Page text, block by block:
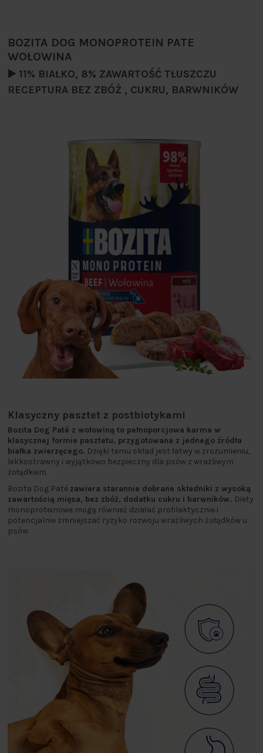
BOZITA DOG MONOPROTEIN PATE
WOŁOWINA
▶️ 11% BIAŁKO, 8% ZAWARTOŚĆ TŁUSZCZU
RECEPTURA BEZ ZBÓŻ , CUKRU, BARWNIKÓW
Klasyczny pasztet z postbiotykami
Bozita Dog Paté z wołowiną to pełnoporcjowa karma w
klasycznej formie pasztetu, przygotowana z jednego źródła
białka zwierzęcego. Dzięki temu skład jest łatwy w zrozumieniu,
lekkostrawny i wyjątkowo bezpieczny dla psów z wrażliwym
żołądkiem.
Bozita Dog Paté zawiera starannie dobrane składniki z wysoką
zawartością mięsa, bez zbóż, dodatku cukru i barwników. Diety
monoproteinowe mogą również działać profilaktycznie i
potencjalnie zmniejszać ryzyko rozwoju wrażliwych żołądków u
psów.